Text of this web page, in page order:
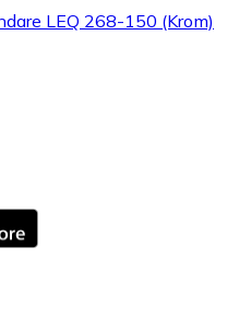
LEQ 268-150 (Krom)